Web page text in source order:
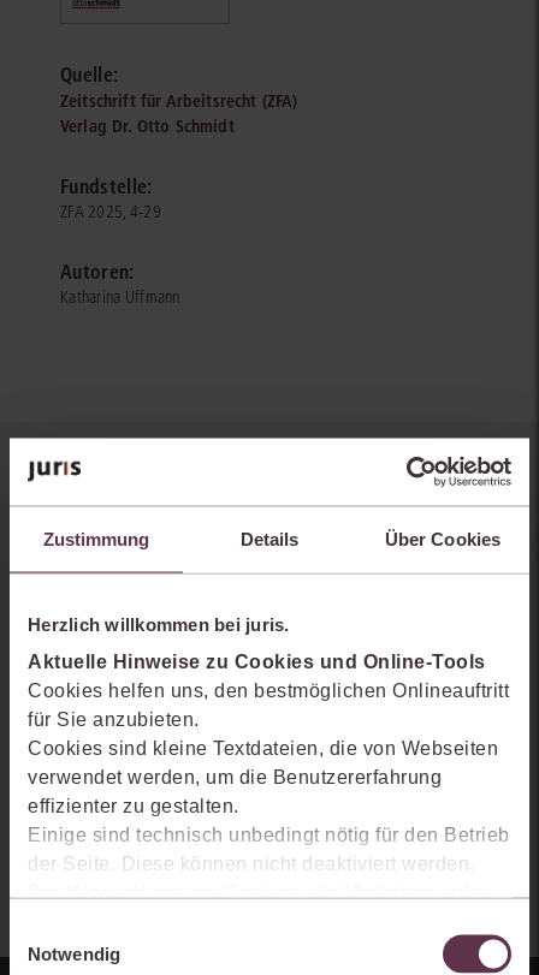
Zustimmung Details Über Cookies
Herzlich willkommen bei juris.
Aktuelle Hinweise zu Cookies und Online-Tools
Cookies helfen uns, den bestmöglichen Onlineauftritt
für Sie anzubieten.
Cookies sind kleine Textdateien, die von Webseiten
verwendet werden, um die Benutzererfahrung
effizienter zu gestalten.
Einige sind technisch unbedingt nötig für den Betrieb
der Seite. Diese können nicht deaktiviert werden.
Der Verwendung von Cookies, die Marketing- oder
Produkte zu optimieren, können Sie zustimmen,
Notwendig
Quelle:
Zeitschrift für Arbeitsrecht (ZFA)
Verlag Dr. Otto Schmidt
Fundstelle:
ZFA 2025, 4-29
Autoren:
Katharina Uffmann
Sie kennen juris noch nicht?
Erhalten Sie einen Einblick, wie juris das Rechts- und
Arbeitsprozesse einfacher und effizienter werden.